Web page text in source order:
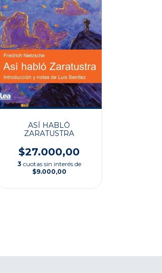
ASÍ HABLÓ
ZARATUSTRA
$27.000,00
3 cuotas sin interés de
$9.000,00